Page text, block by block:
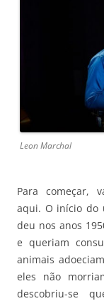
Leon Marchal
Para começar,
aqui. O início do
deu nos anos
e queriam
animais
eles não
descobriu-se